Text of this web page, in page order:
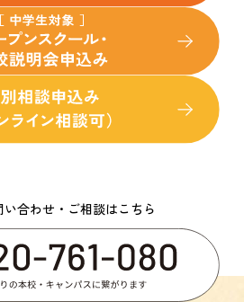
合わせ・ご相談はこちら